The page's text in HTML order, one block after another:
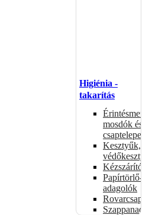
Higiénia -
takarítás
Érintésmentes
mosdók és
csaptelepek
Kesztyűk,
védőkesztyűk
Kézszárítók
Papírtörlő-
adagolók
Rovarcsapdák
Szappanadagolók